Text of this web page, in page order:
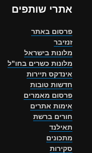
אתרי שותפים
פרסום באתר
זנזיבר
מלונות בישראל
מלונות כשרים בחו"ל
אינדקס תיירות
חדשות טובות
פרסום מאמרים
אימות אתרים
חורים ברשת
תאילנד
מתכונים
סקירות